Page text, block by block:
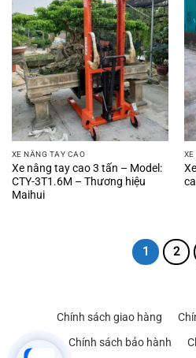
XE NÂNG TAY CAO
Xe nâng tay cao 3 tấn – Model:
CTY-3T1.6M – Thương hiệu
Maihui
1 2
Chính sách giao hàng
Chính sách bảo hành